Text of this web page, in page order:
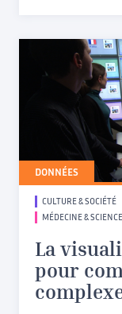
DONNÉES
CULTURE & SOCIÉTÉ
MÉDECINE &
La
pour